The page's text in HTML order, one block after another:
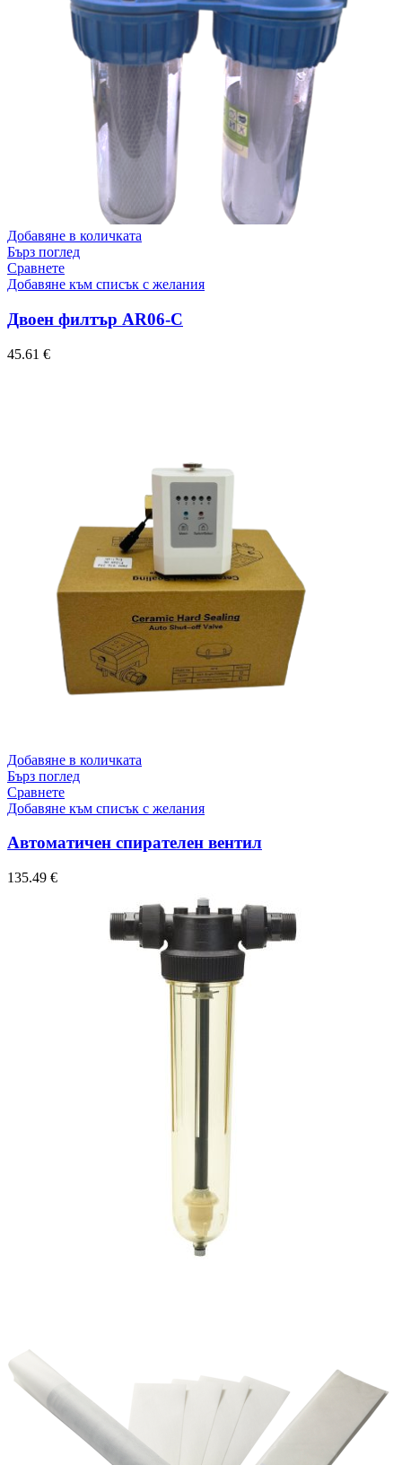
Добавяне в количката
Бърз поглед
Сравнете
Добавяне към списък с желания
Двоен филтър AR06-C
45.61 €
Добавяне в количката
Бърз поглед
Сравнете
Добавяне към списък с желания
Автоматичен спирателен вентил
135.49 €